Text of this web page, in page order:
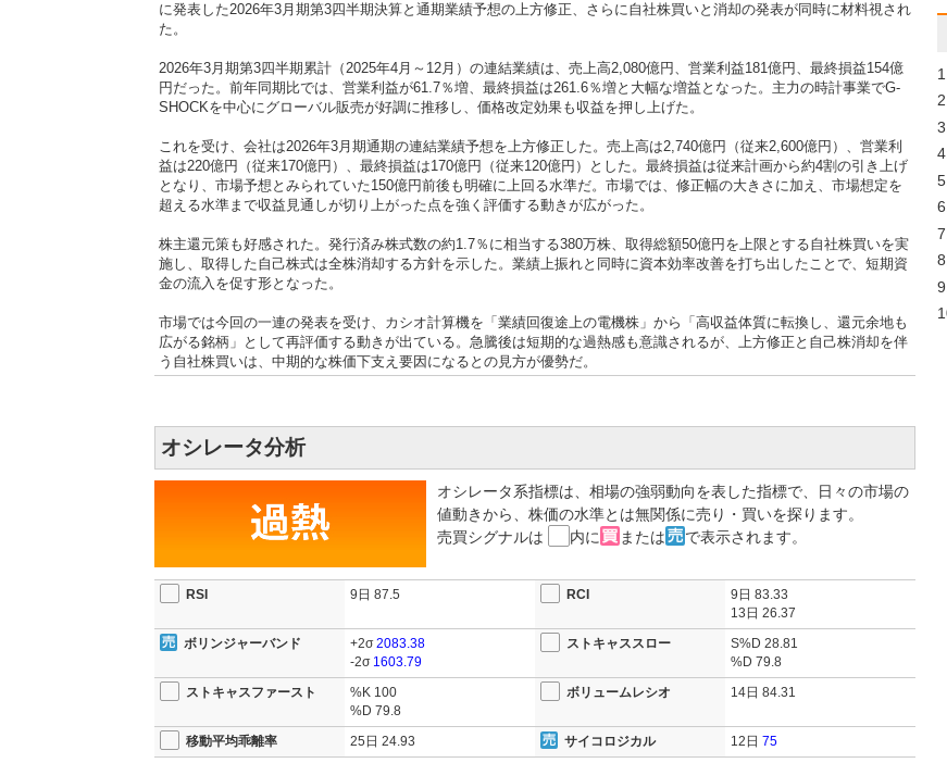
に発表した2026年3月期第3四半期決算と通期業績予想の上方修正、さらに自社株買いと消却の発表が同時に材料視され
た。
2026年3月期第3四半期累計（2025年4月～12月）の連結業績は、売上高2,080億円、営業利益181億円、最終損益154億
円だった。前年同期比では、営業利益が61.7％増、最終損益は261.6％増と大幅な増益となった。主力の時計事業でG-
SHOCKを中心にグローバル販売が好調に推移し、価格改定効果も収益を押し上げた。
これを受け、会社は2026年3月期通期の連結業績予想を上方修正した。売上高は2,740億円（従来2,600億円）、営業利
益は220億円（従来170億円）、最終損益は170億円（従来120億円）とした。最終損益は従来計画から約4割の引き上げ
となり、市場予想とみられていた150億円前後も明確に上回る水準だ。市場では、修正幅の大きさに加え、市場想定を
超える水準まで収益見通しが切り上がった点を強く評価する動きが広がった。
株主還元策も好感された。発行済み株式数の約1.7％に相当する380万株、取得総額50億円を上限とする自社株買いを実
施し、取得した自己株式は全株消却する方針を示した。業績上振れと同時に資本効率改善を打ち出したことで、短期資
金の流入を促す形となった。
市場では今回の一連の発表を受け、カシオ計算機を「業績回復途上の電機株」から「高収益体質に転換し、還元余地も
広がる銘柄」として再評価する動きが出ている。急騰後は短期的な過熱感も意識されるが、上方修正と自己株消却を伴
う自社株買いは、中期的な株価下支え要因になるとの見方が優勢だ。
ール「Streamer Times」を中心とする動画配信者向けサービスでの協業を開始すると発表した。
Times」にlit.linkのURL枠を設けるなど相互連携を図る。Z世代クリエイター向けに認知拡大を狙い、ライブ配信未経験
者向けの育成プログラムも実施する。
大とユーザーベース拡張の期待がある。
2026年3月期通期業績予想は、売上高2,700億円（前期比3.1％増）、営業利益210億円（同47.5％増）、最終利益150億
円（同86.0％増）と増収増益見通し。ただし第1四半期（4〜6月）は売上高437億円（前年同期比5％減）、最終利益
オシレータ分析
オシレータ系指標は、相場の強弱動向を表した指標で、日々の市場の
値動きから、株価の水準とは無関係に売り・買いを探ります。
売買シグナルは
内に または で表示されます。
RSI 9日 87.5 RCI 9日 83.33
13日 26.37
ボリンジャーバンド
+2σ2083.38
-2σ 1603.79
ストキャススロー S%D 28.81
%D 79.8
ストキャスファースト
%K 100
%D 79.8
ボリュームレシオ 14日 84.31
移動平均乖離率 25日 24.93 サイコロジカル 12日 75